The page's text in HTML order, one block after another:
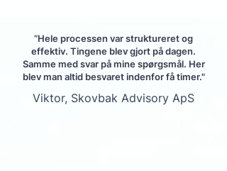
“Hele processen var struktureret og
effektiv. Tingene blev gjort på dagen.
Samme med svar på mine spørgsmål. Her
blev man altid besvaret indenfor få timer."
Viktor, Skovbak Advisory ApS